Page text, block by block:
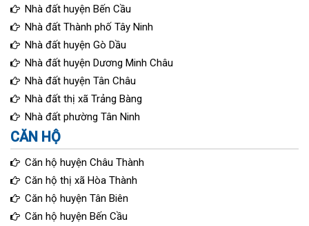
Nhà đất huyện Bến Cầu
Nhà đất Thành phố Tây Ninh
Nhà đất huyện Gò Dầu
Nhà đất huyện Dương Minh Châu
Nhà đất huyện Tân Châu
Nhà đất thị xã Trảng Bàng
Nhà đất phường Tân Ninh
CĂN HỘ
Căn hộ huyện Châu Thành
Căn hộ thị xã Hòa Thành
Căn hộ huyện Tân Biên
Căn hộ huyện Bến Cầu